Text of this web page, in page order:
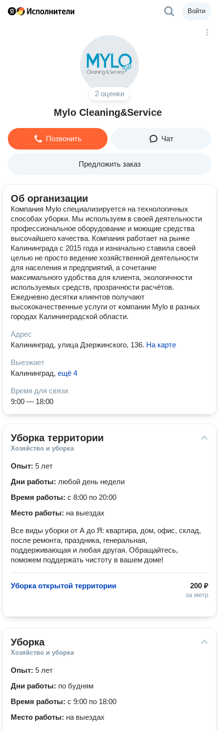
Войти
2 оценки
Mylo Cleaning&Service
Позвонить Чат
Предложить заказ
Об организации
Компания Mylo специализируется на технологичных
способах уборки. Мы используем в своей деятельности
профессиональное оборудование и моющие средства
высочайшего качества. Компания работает на рынке
Калининграда с 2015 года и изначально ставила своей
целью не просто ведение хозяйственной деятельности
для населения и предприятий, а сочетание
максимального удобства для клиента, экологичности
используемых средств, прозрачности расчётов.
Ежедневно десятки клиентов получают
высококачественные услуги от компании Mylo в разных
городах Калининградской области.
Адрес
Калининград, улица Дзержинского, 136. На карте
Выезжает
Калининград, ещё 4
Время для связи
9:00 — 18:00
Уборка территории
Хозяйство и уборка
Опыт: 5 лет
Дни работы: любой день недели
Время работы: с 8:00 по 20:00
Место работы: на выездах
Все виды уборки от А до Я: квартира, дом, офис, склад,
после ремонта, праздника, генеральная,
поддерживающая и любая другая. Обращайтесь,
поможем поддержать чистоту в вашем доме!
200 ₽
за метр
Уборка открытой территории
Уборка
Хозяйство и уборка
Опыт: 5 лет
Дни работы: по будням
Время работы: с 9:00 по 18:00
Место работы: на выездах